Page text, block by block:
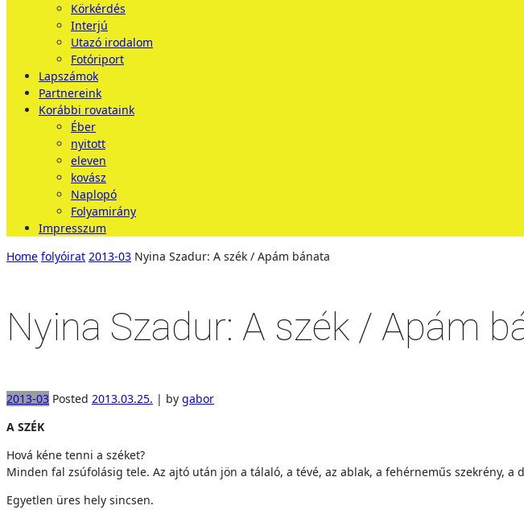
Körkérdés
Interjú
Utazó irodalom
Fotóriport
Lapszámok
Partnereink
Korábbi rovataink
Éber
nyitott
eleven
kovász
Naplopó
Folyamirány
Impresszum
Home folyóirat 2013-03 Nyina Szadur: A szék / Apám bánata
Nyina Szadur: A szék / Apám
2013-03 Posted 2013.03.25. | by gabor
A SZÉK
Hová kéne tenni a széket?
Minden fal zsúfolásig tele. Az ajtó után jön a tálaló, a tévé, az ablak, a fehérneműs szekrény,
Egyetlen üres hely sincsen.